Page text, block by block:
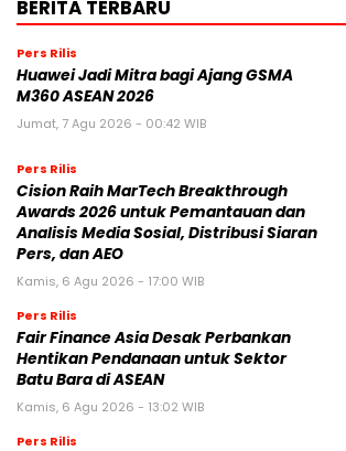
BERITA TERBARU
Pers Rilis
Huawei Jadi Mitra bagi Ajang GSMA
M360 ASEAN 2026
Jumat, 7 Agu 2026 - 00:42 WIB
Pers Rilis
Cision Raih MarTech Breakthrough
Awards 2026 untuk Pemantauan dan
Analisis Media Sosial, Distribusi Siaran
Pers, dan AEO
Kamis, 6 Agu 2026 - 17:00 WIB
Pers Rilis
Fair Finance Asia Desak Perbankan
Hentikan Pendanaan untuk Sektor
Batu Bara di ASEAN
Kamis, 6 Agu 2026 - 13:02 WIB
Pers Rilis